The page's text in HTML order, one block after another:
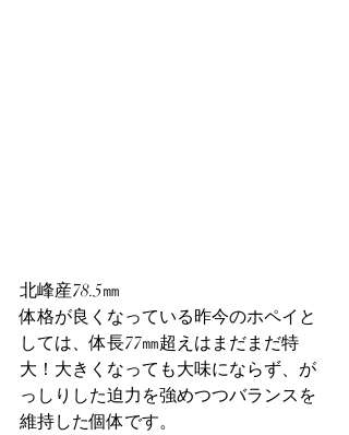
北峰産78.5㎜
体格が良くなっている昨今のホペイと
しては、体長77㎜超えはまだまだ特
大！大きくなっても大味にならず、が
っしりした迫力を強めつつバランスを
維持した個体です。